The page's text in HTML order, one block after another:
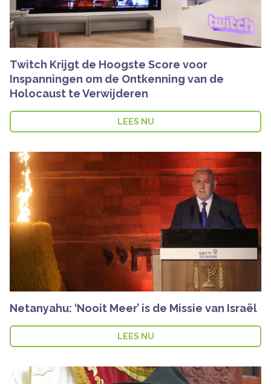
Twitch Krijgt de Hoogste Score voor
Inspanningen om de Ontkenning van de
Holocaust te Verwijderen
LEES NU
Netanyahu: ‘Nooit Meer’ is de Missie van Israël
LEES NU